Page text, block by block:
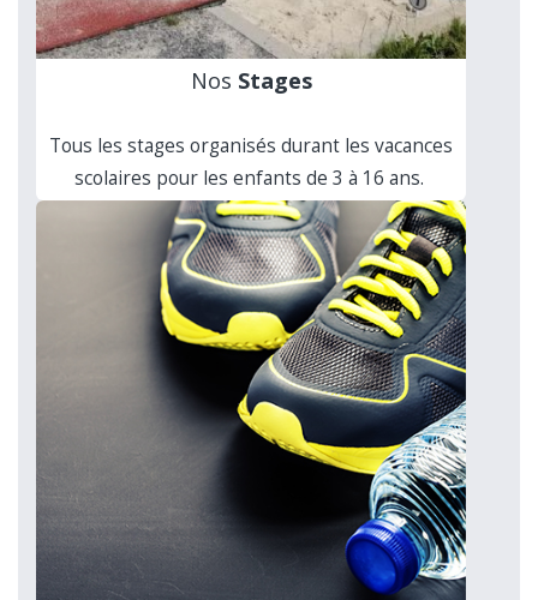
Nos Stages
Tous les stages organisés durant les vacances
scolaires pour les enfants de 3 à 16 ans.